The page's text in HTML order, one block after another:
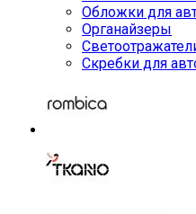
Обложки для
Органайзеры
Скребки для